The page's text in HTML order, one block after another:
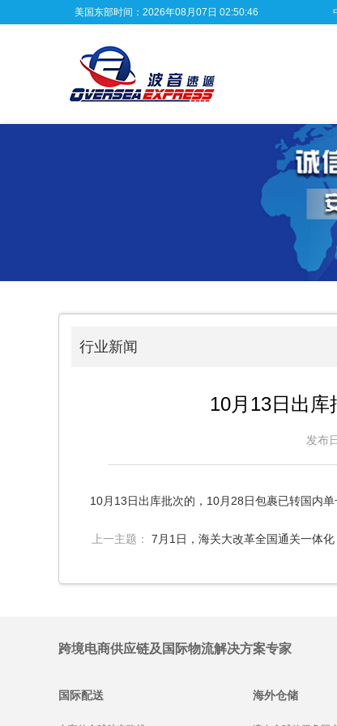
美国东部时间：2026年08月07日 02:50:46
行业新闻
10月13日出库
发布
10月13日出库批次的，10月28日包裹已转国内单
上一主题： 7月1日，海关大改革全国通关一体化
跨境电商供应链及国际物流解决方案专家
国际配送 海外仓储